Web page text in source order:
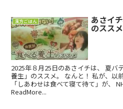
漢方ごはん あさイ
のススメ
2025年８月25日のあさイチは、 夏バ
養生」のススメ。 なんと！ 私が、以
「しあわせは食べて寝て待て」が、
ReadMore...